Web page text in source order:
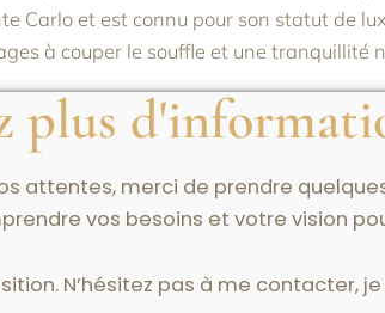
Carlo et est connu pour son statut de
à couper le souffle et une tranquillité
connecté au lieu et au lieu de leur mariage
plus
attentes, merci de prendre
vos besoins et votre vision
N’hésitez pas à me contacter,